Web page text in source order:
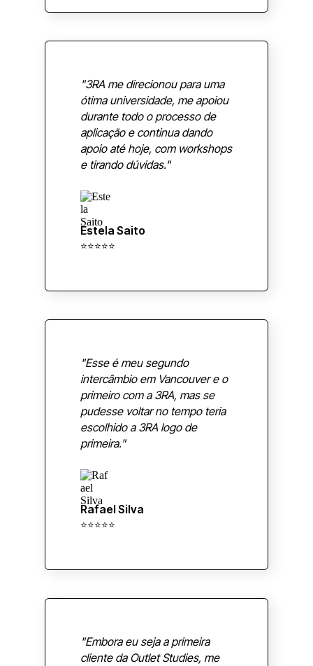
"3RA me direcionou para uma
ótima universidade, me apoiou
durante todo o processo de
aplicação e continua dando
apoio até hoje, com workshops
e tirando dúvidas."
Estela Saito
⭐⭐⭐⭐⭐
"Esse é meu segundo
intercâmbio em Vancouver e o
primeiro com a 3RA, mas se
pudesse voltar no tempo teria
escolhido a 3RA logo de
primeira."
Rafael Silva
⭐⭐⭐⭐⭐
"Embora eu seja a primeira
cliente da Outlet Studies, me